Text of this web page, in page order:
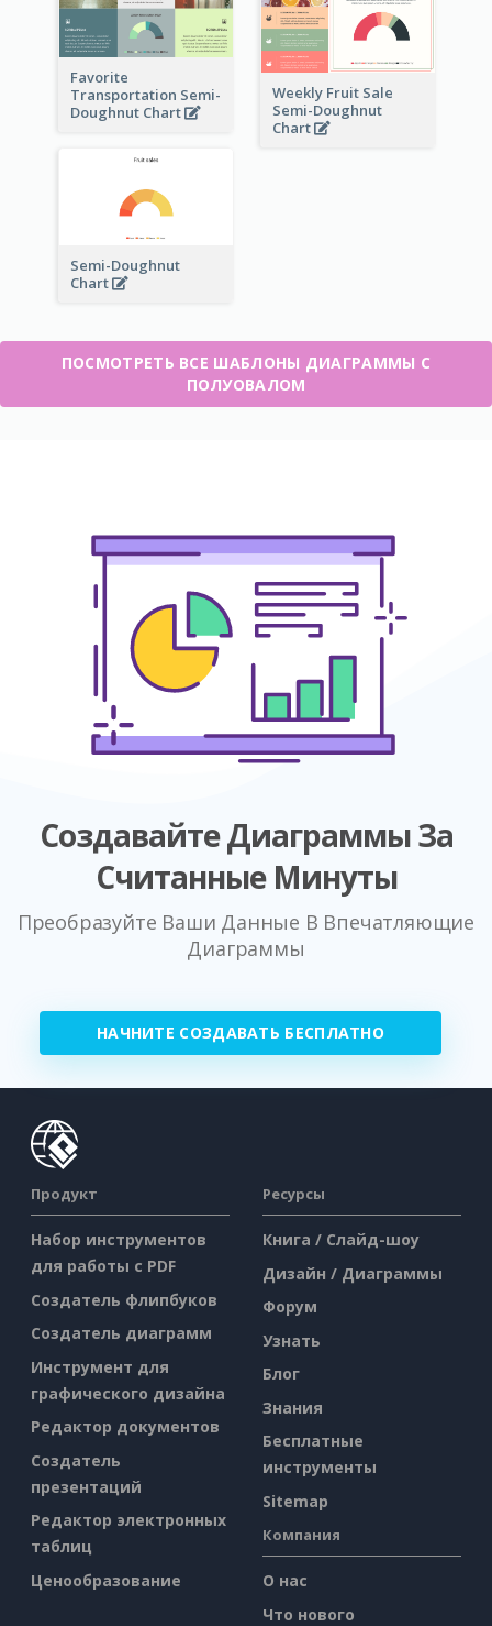
Favorite
Transportation Semi-
Doughnut Chart
Weekly Fruit Sale
Semi-Doughnut
Chart
Semi-Doughnut
Chart
ПОСМОТРЕТЬ ВСЕ ШАБЛОНЫ ДИАГРАММЫ С
ПОЛУОВАЛОМ
Создавайте Диаграммы За
Считанные Минуты
Преобразуйте Ваши Данные В Впечатляющие
Диаграммы
НАЧНИТЕ СОЗДАВАТЬ БЕСПЛАТНО
Продукт
Набор инструментов
для работы с PDF
Создатель флипбуков
Создатель диаграмм
Инструмент для
графического дизайна
Редактор документов
Создатель
презентаций
Редактор электронных
таблиц
Ценообразование
Ресурсы
Книга / Слайд-шоу
Дизайн / Диаграммы
Форум
Узнать
Блог
Знания
Бесплатные
инструменты
Sitemap
Компания
О нас
Что нового